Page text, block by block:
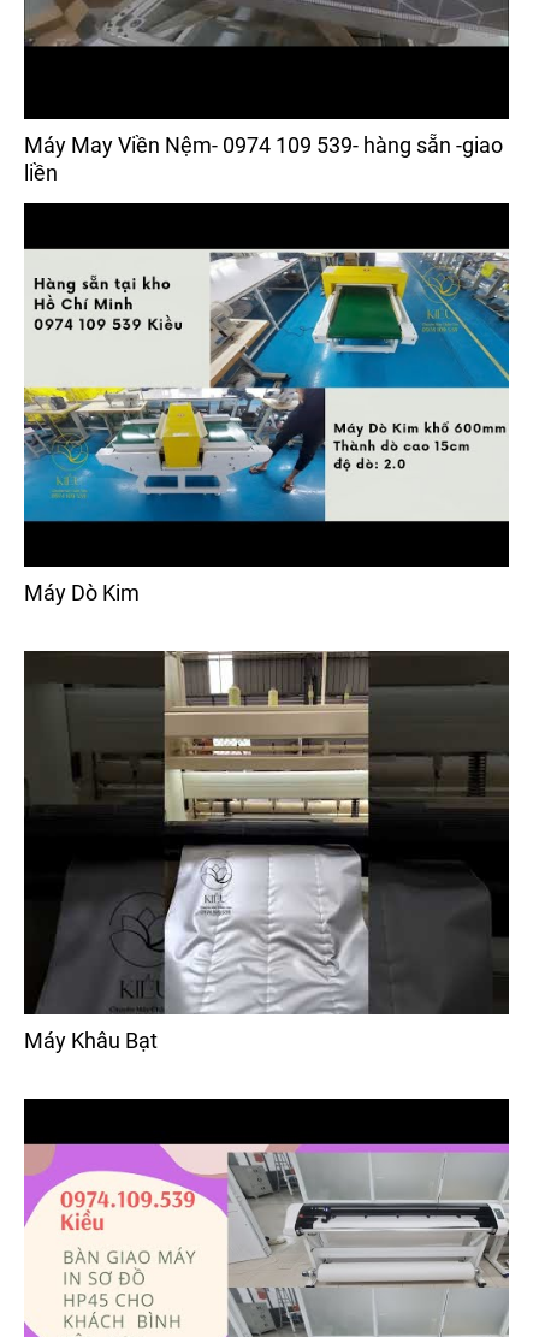
Máy May Viền Nệm- 0974 109 539- hàng sẵn -giao
liền
Máy Dò Kim
Máy Khâu Bạt